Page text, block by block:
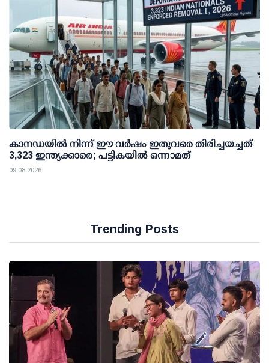
കാനഡയിൽ നിന്ന് ഈ വർഷം ഇതുവരെ തിരിച്ചയച്ചത്
3,323 ഇന്ത്യക്കാരെ; പട്ടികയിൽ ഒന്നാമത്
09 08 2026
Trending Posts